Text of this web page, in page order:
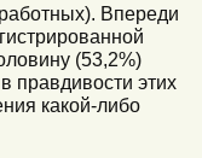
Впереди
(53,2%)
правдивости этих
какой-либо